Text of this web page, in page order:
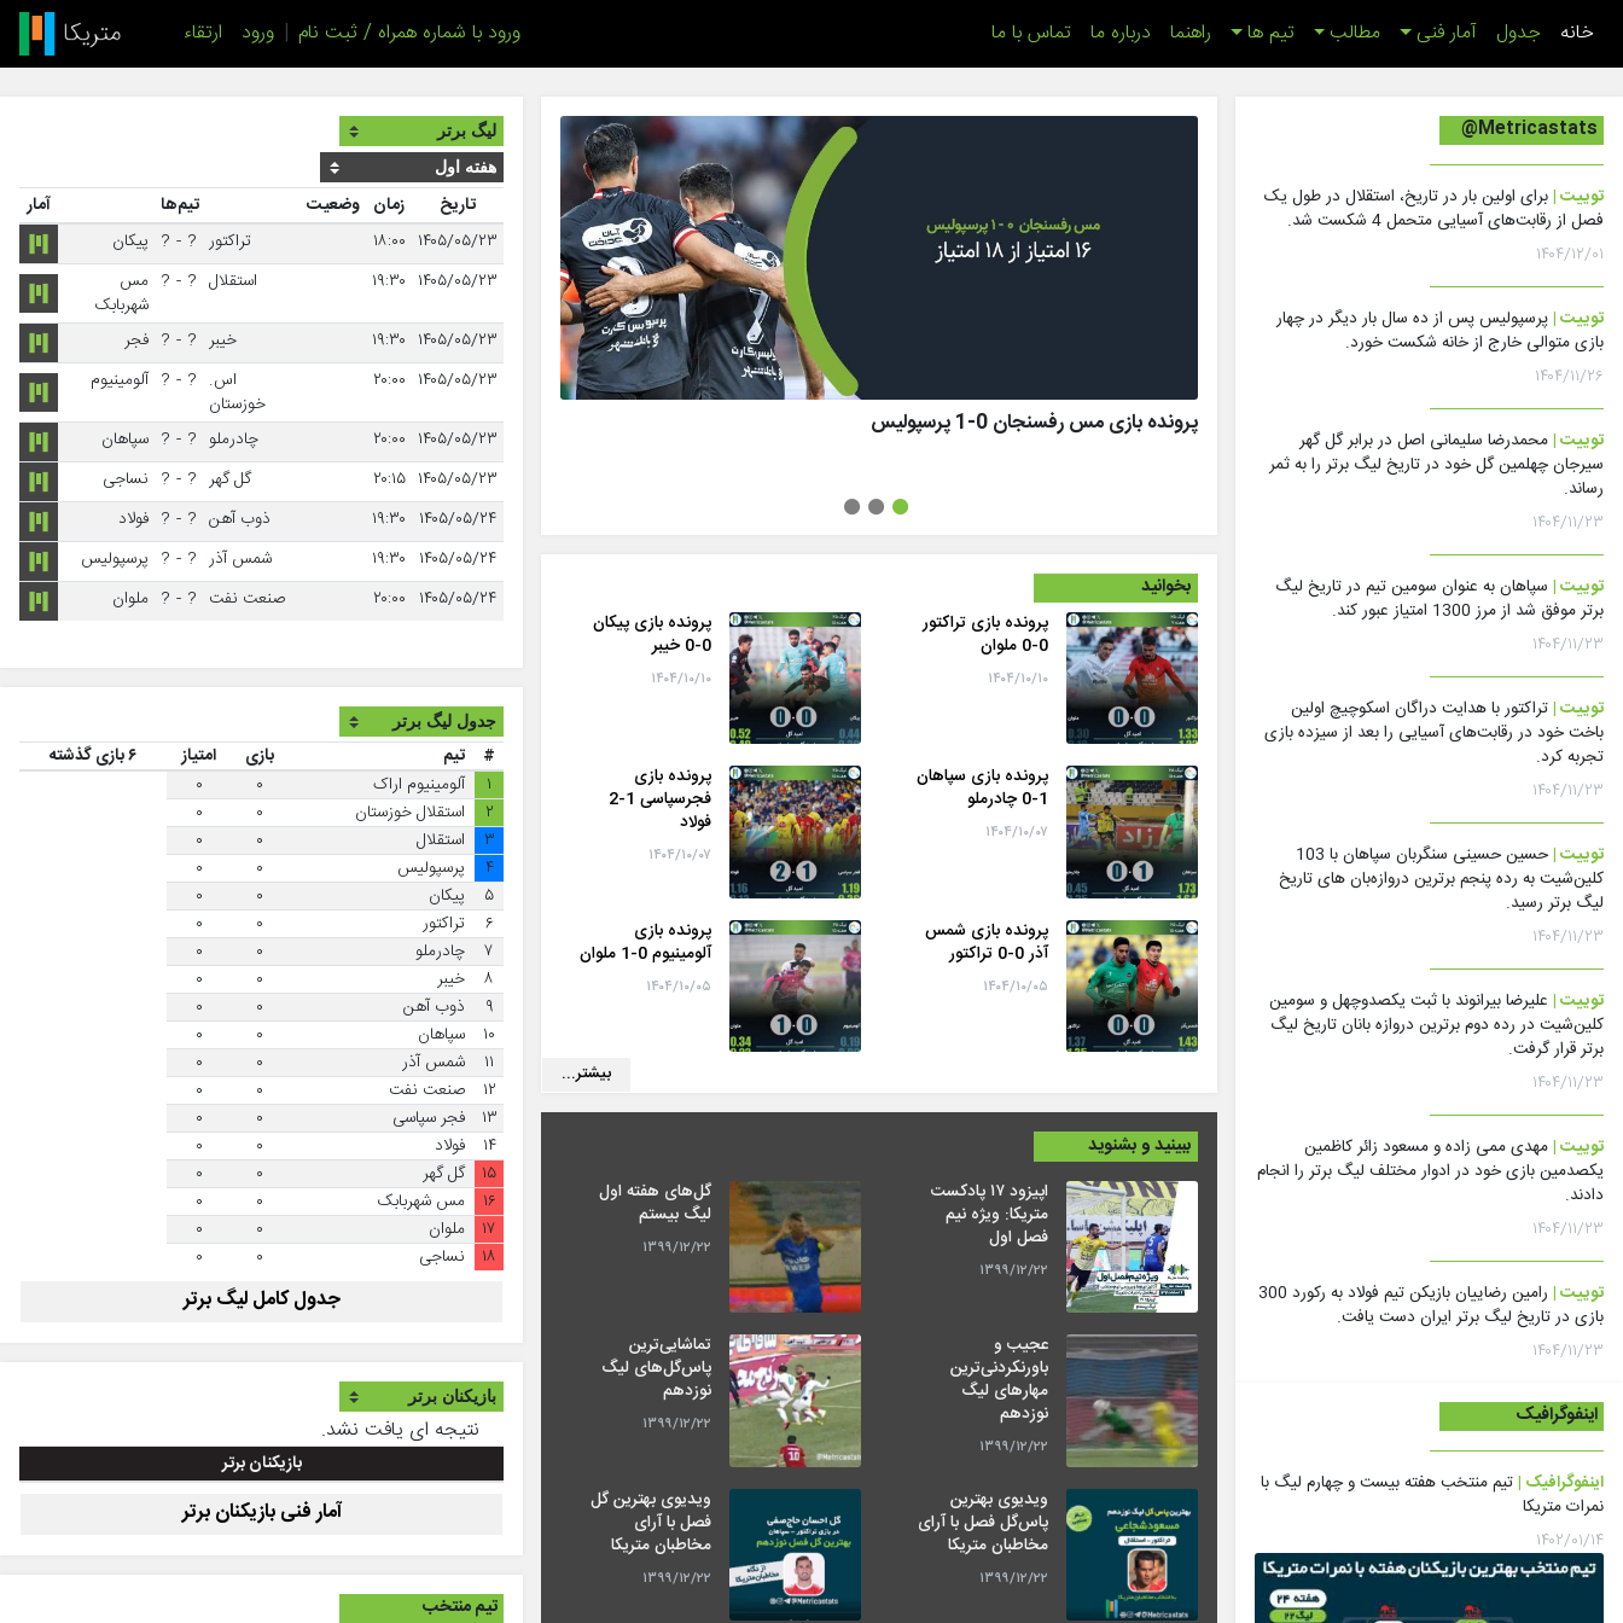
خانه (اینجا)
جدول آمار فنی مطالب تیم ها راهنما درباره ما تماس با ما ورود با شماره همراه / ثبت نام | ورود ارتقاء
پرونده بازی مس رفسنجان 0-1 پرسپولیس
بخوانید
پرونده بازی تراکتور
0-0 ملوان
۱۴۰۴/۱۰/۱۰
پرونده بازی پیکان
0-0 خیبر
۱۴۰۴/۱۰/۱۰
پرونده بازی سپاهان
1-0 چادرملو
۱۴۰۴/۱۰/۰۷
پرونده بازی
فجرسپاسی 1-2
فولاد
۱۴۰۴/۱۰/۰۷
پرونده بازی شمس
آذر 0-0 تراکتور
۱۴۰۴/۱۰/۰۵
پرونده بازی
آلومینیوم 0-1 ملوان
۱۴۰۴/۱۰/۰۵
بیشتر...
ببینید و بشنوید
اپیزود ۱۷ پادکست
متریکا: ویژه نیم
فصل اول
۱۳۹۹/۱۲/۲۲
گل‌های هفته اول
لیگ بیستم
۱۳۹۹/۱۲/۲۲
عجیب و
باورنکردنی‌ترین
مهارهای لیگ
نوزدهم
۱۳۹۹/۱۲/۲۲
تماشایی‌ترین
پاس‌گل‌های لیگ
نوزدهم
۱۳۹۹/۱۲/۲۲
ویدیوی بهترین
پاس‌گل فصل با آرای
مخاطبان متریکا
۱۳۹۹/۱۲/۲۲
ویدیوی بهترین گل
فصل با آرای
مخاطبان متریکا
۱۳۹۹/۱۲/۲۲
@Metricastats
توییت |برای اولین بار در تاریخ، استقلال در طول یک
فصل از رقابت‌های آسیایی متحمل 4 شکست شد.
۱۴۰۴/۱۲/۰۱
توییت |پرسپولیس پس از ده سال بار دیگر در چهار
بازی متوالی خارج از خانه شکست خورد.
۱۴۰۴/۱۱/۲۶
توییت |محمدرضا سلیمانی اصل در برابر گل گهر
سیرجان چهلمین گل خود در تاریخ لیگ برتر را به ثمر
رساند.
۱۴۰۴/۱۱/۲۳
توییت | سپاهان به عنوان سومین تیم در تاریخ لیگ
برتر موفق شد از مرز 1300 امتیاز عبور کند.
۱۴۰۴/۱۱/۲۳
توییت |تراکتور با هدایت دراگان اسکوچیچ اولین
باخت خود در رقابت‌های آسیایی را بعد از سیزده بازی
تجربه کرد.
۱۴۰۴/۱۱/۲۳
توییت |
حسین حسینی سنگربان سپاهان با 103
کلین‌شیت به رده پنجم برترین دروازه‌بان های تاریخ
لیگ برتر رسید.
۱۴۰۴/۱۱/۲۳
توییت | علیرضا بیرانوند با ثبت یکصدوچهل و سومین
کلین‌شیت در رده دوم برترین دروازه بانان تاریخ لیگ
برتر قرار گرفت.
۱۴۰۴/۱۱/۲۳
توییت |مهدی ممی زاده و مسعود زائر کاظمین
یکصدمین بازی خود در ادوار مختلف لیگ برتر را انجام
دادند.
۱۴۰۴/۱۱/۲۳
توییت |
رامین رضاییان بازیکن تیم فولاد به رکورد 300
بازی در تاریخ لیگ برتر ایران دست یافت.
۱۴۰۴/۱۱/۲۳
اینفوگرافیک
اینفوگرافیک |تیم منتخب هفته بیست و چهارم لیگ با
نمرات متریکا
۱۴۰۲/۰۱/۱۴
تاریخ زمان وضعیت تیم‌ها
آمار
۱۴۰۵/۰۵/۲۳ ۱۸:۰۰ تراکتور ?
-
? پیکان
۱۴۰۵/۰۵/۲۳ ۱۹:۳۰ استقلال ?
-
? مس
شهربابک
۱۴۰۵/۰۵/۲۳ ۱۹:۳۰ خیبر ?
-
? فجر
۱۴۰۵/۰۵/۲۳ ۲۰:۰۰
اس.
خوزستان
?
-
? آلومینیوم
۱۴۰۵/۰۵/۲۳ ۲۰:۰۰ چادرملو ?
-
? سپاهان
۱۴۰۵/۰۵/۲۳ ۲۰:۱۵ گل گهر ?
-
? نساجی
۱۴۰۵/۰۵/۲۴ ۱۹:۳۰ ذوب آهن ?
-
? فولاد
۱۴۰۵/۰۵/۲۴ ۱۹:۳۰ شمس آذر ?
-
? پرسپولیس
۱۴۰۵/۰۵/۲۴ ۲۰:۰۰ صنعت نفت ?
-
? ملوان
# تیم بازی امتیاز
۶ بازی گذشته
۱
آلومینیوم اراک ۰
۰
۲
استقلال خوزستان ۰
۰
۳
استقلال ۰
۰
۴
پرسپولیس ۰
۰
۵
پیکان ۰
۰
۶
تراکتور ۰
۰
۷
چادرملو ۰
۰
۸
خیبر ۰
۰
۹
ذوب آهن ۰
۰
۱۰
سپاهان ۰
۰
۱۱
شمس آذر ۰
۰
۱۲
صنعت نفت ۰
۰
۱۳
فجر سپاسی ۰
۰
۱۴
فولاد ۰
۰
۱۵
گل گهر ۰
۰
۱۶
مس شهربابک ۰
۰
۱۷
ملوان ۰
۰
۱۸
نساجی ۰ ۰
جدول کامل لیگ برتر
نتیجه ای یافت نشد.
بازیکنان برتر
آمار فنی بازیکنان برتر
تیم منتخب